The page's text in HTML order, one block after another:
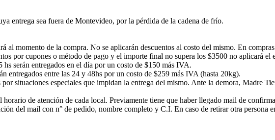
entrega sea fuera de Montevideo, por la pérdida de la cadena de frío.
al momento de la compra. No se aplicarán descuentos al costo del mismo. En
por cupones o método de pago y el importe final no supera los $3500 no aplicará el
serán entregados en el día por un costo de $150 más IVA.
entregados entre las 24 y 48hs por un costo de $259 más IVA (hasta 20kg).
situaciones especiales que impidan la entrega del mismo. Ante la demora, Madre
de atención de cada local. Previamente tiene que haber llegado mail de
del mail con n° de pedido, nombre completo y C.I. En caso de retirar otra persona